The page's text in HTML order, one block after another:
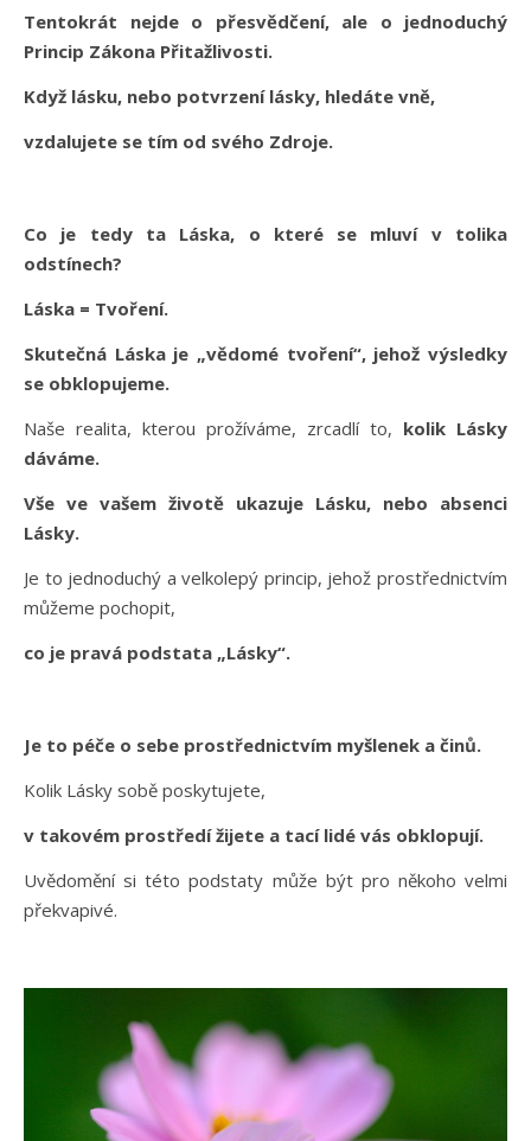
Tentokrát nejde o přesvědčení, ale o jednoduchý
Princip Zákona Přitažlivosti.
Když lásku, nebo potvrzení lásky, hledáte vně,
vzdalujete se tím od svého Zdroje.
Co je tedy ta Láska, o které se mluví v tolika
odstínech?
Láska = Tvoření.
Skutečná Láska je „vědomé tvoření“, jehož výsledky
se obklopujeme.
Naše realita, kterou prožíváme, zrcadlí to, kolik Lásky
dáváme.
Vše ve vašem životě ukazuje Lásku, nebo absenci
Lásky.
Je to jednoduchý a velkolepý princip, jehož prostřednictvím
můžeme pochopit,
co je pravá podstata „Lásky“.
Je to péče o sebe prostřednictvím myšlenek a činů.
Kolik Lásky sobě poskytujete,
v takovém prostředí žijete a tací lidé vás obklopují.
Uvědomění si této podstaty může být pro někoho velmi
překvapivé.